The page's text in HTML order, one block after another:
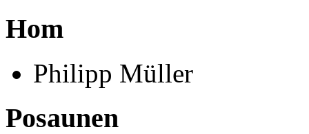
Hom
Philipp Müller
Posaunen